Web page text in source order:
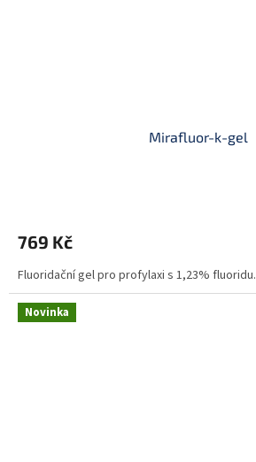
Mirafluor-k-gel
769 Kč
Fluoridační gel pro profylaxi s 1,23% fluoridu.
Novinka